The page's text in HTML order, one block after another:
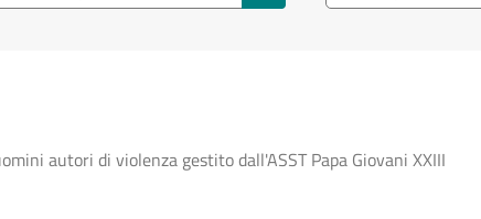
autori di violenza gestito dall'ASST Papa Giovani XXIII